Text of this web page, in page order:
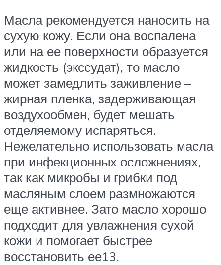
Масла рекомендуется наносить на
сухую кожу. Если она воспалена
или на ее поверхности образуется
жидкость (экссудат), то масло
может замедлить заживление –
жирная пленка, задерживающая
воздухообмен, будет мешать
отделяемому испаряться.
Нежелательно использовать масла
при инфекционных осложнениях,
так как микробы и грибки под
масляным слоем размножаются
еще активнее. Зато масло хорошо
подходит для увлажнения сухой
кожи и помогает быстрее
восстановить ее13.